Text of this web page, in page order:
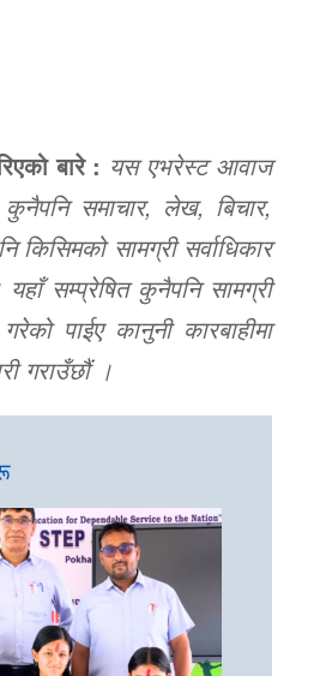
बारे : यस एभरेस्ट आवाज
समाचार, लेख, बिचार,
किसिमको सामग्री सर्वाधिकार
सम्प्रेषित कुनैपनि सामग्री
पाईए कानुनी कारबाहीमा
गराउँछौं ।